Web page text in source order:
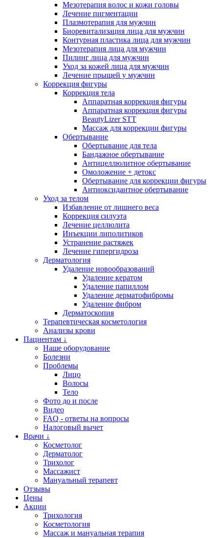
Мезотерапия волос и кожи головы
Лечение пигментации
Плазмотерапия для мужчин
Биоревитализация лица для мужчин
Контурная пластика лица для мужчин
Мезотерапия лица для мужчин
Пилинг лица для мужчин
Уход за кожей лица для мужчин
Лечение прыщей у мужчин
Коррекция фигуры
Коррекция тела
Аппаратная коррекция фигуры
Аппаратная коррекция фигуры
BeautyLizer STT
Массаж для коррекции фигуры
Обертывание
Обертывание для тела
Бандажное обертывание
Антицеллюлитное обертывание
Омоложение + детокс
Обертывание для коррекции фигуры
Антиоксидантное обертывание
Уход за телом
Избавление от лишнего веса
Коррекция силуэта
Лечение целлюлита
Инъекции липолитиков
Устранение растяжек
Лечение гипергидроза
Дерматология
Удаление новообразований
Удаление кератом
Удаление папиллом
Удаление дерматофибромы
Удаление фибром
Дерматоскопия
Терапевтическая косметология
Анализы крови
Пациентам ↓
Наше оборудование
Болезни
Проблемы
Лицо
Волосы
Тело
Фото до и после
Видео
FAQ - ответы на вопросы
Налоговый вычет
Врачи ↓
Косметолог
Дерматолог
Трихолог
Массажист
Мануальный терапевт
Отзывы
Цены
Акции
Трихология
Косметология
Массаж и мануальная терапия